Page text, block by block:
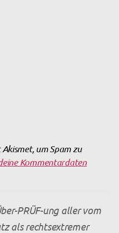
um Spam zu
Kommentardaten
PRÜF-ung aller vom
als rechtsextremer